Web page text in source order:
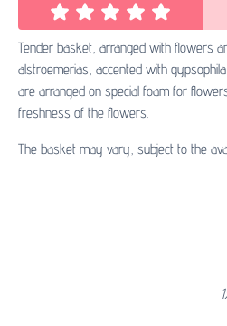
Tender basket, arranged with flowers
alstroemerias, accented with
are arranged on special foam for
freshness of the flowers.
The basket may vary, subject to the